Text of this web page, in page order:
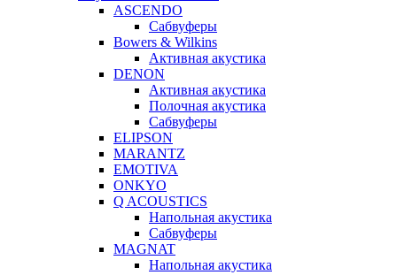
ASCENDO
Сабвуферы
Bowers & Wilkins
Активная акустика
DENON
Активная акустика
Полочная акустика
Сабвуферы
ELIPSON
MARANTZ
EMOTIVA
ONKYO
Q ACOUSTICS
Напольная акустика
Сабвуферы
MAGNAT
Напольная акустика